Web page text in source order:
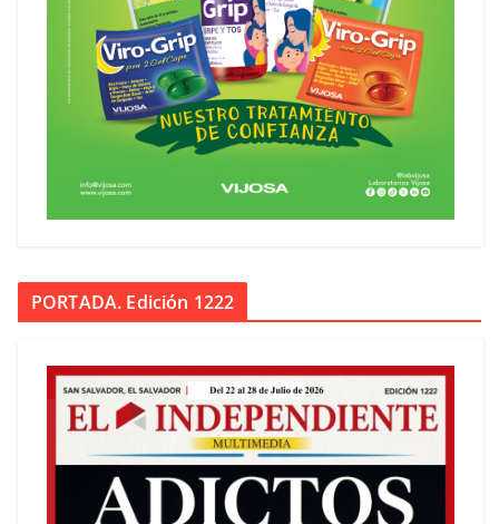
PORTADA. Edición 1222